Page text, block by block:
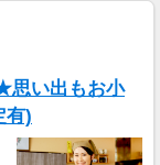
思い出もお小
有)